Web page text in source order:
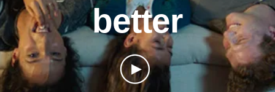
better